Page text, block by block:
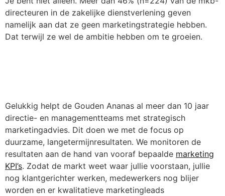
directeuren in de zakelijke dienstverlening geven
namelijk aan dat ze geen marketingstrategie hebben.
Dat terwijl ze wel de ambitie hebben om te groeien.
Gelukkig helpt de Gouden Ananas al meer dan 10 jaar
directie- en managementteams met strategisch
marketingadvies. Dit doen we met de focus op
duurzame, langetermijnresultaten. We monitoren de
resultaten aan de hand van vooraf bepaalde marketing
KPI’s. Zodat de markt weet waar jullie voorstaan, jullie
nog klantgerichter werken, medewerkers nog blijer
worden en er kwalitatieve marketingleads